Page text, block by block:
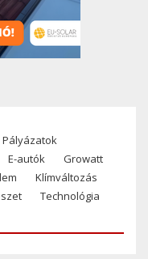
Pályázatok
E-autók
Growatt
Klímváltozás
Technológia